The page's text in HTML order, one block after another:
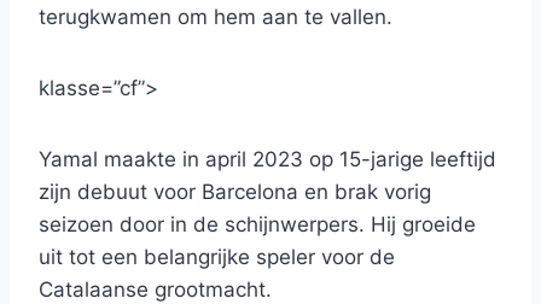
terugkwamen om hem aan te vallen.
klasse=”cf”>
Yamal maakte in april 2023 op 15-jarige leeftijd
zijn debuut voor Barcelona en brak vorig
seizoen door in de schijnwerpers. Hij groeide
uit tot een belangrijke speler voor de
Catalaanse grootmacht.